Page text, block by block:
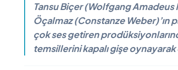
Tansu Biçer (Wolfgang
Öçalmaz (Constanze Weber)’ın
çok ses getiren
temsillerini kapalı gişe